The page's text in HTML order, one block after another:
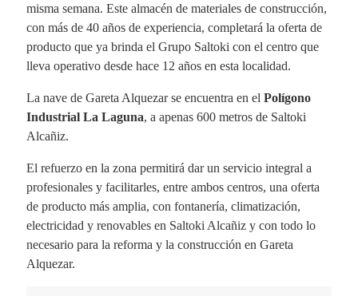
misma semana. Este almacén de materiales de construcción,
con más de 40 años de experiencia, completará la oferta de
producto que ya brinda el Grupo Saltoki con el centro que
lleva operativo desde hace 12 años en esta localidad.
La nave de Gareta Alquezar se encuentra en el Polígono
Industrial La Laguna, a apenas 600 metros de Saltoki
Alcañiz.
El refuerzo en la zona permitirá dar un servicio integral a
profesionales y facilitarles, entre ambos centros, una oferta
de producto más amplia, con fontanería, climatización,
electricidad y renovables en Saltoki Alcañiz y con todo lo
necesario para la reforma y la construcción en Gareta
Alquezar.